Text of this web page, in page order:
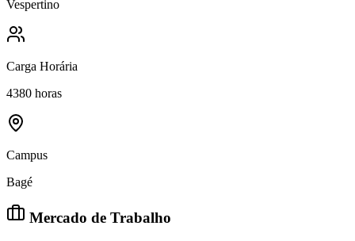
Vespertino
Carga Horária
4380 horas
Campus
Bagé
Mercado de Trabalho